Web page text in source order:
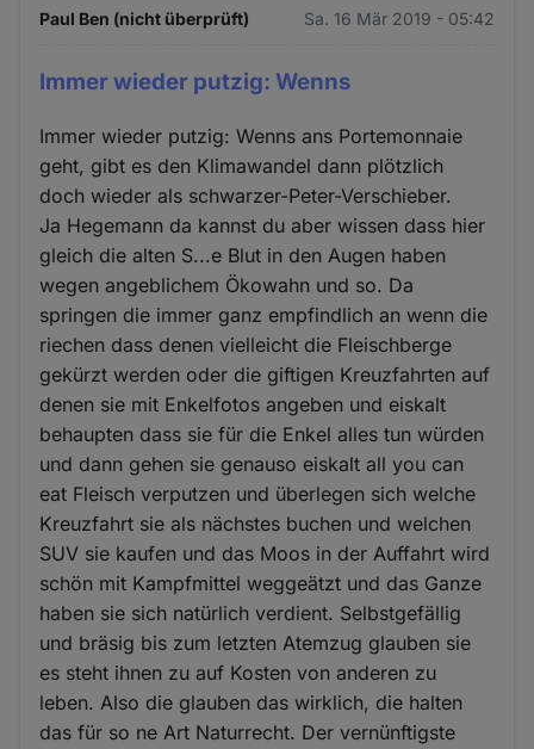
Paul Ben (nicht überprüft) Sa. 16 Mär 2019 - 05:42
Immer wieder putzig: Wenns
Immer wieder putzig: Wenns ans Portemonnaie
geht, gibt es den Klimawandel dann plötzlich
doch wieder als schwarzer-Peter-Verschieber.
Ja Hegemann da kannst du aber wissen dass hier
gleich die alten S...e Blut in den Augen haben
wegen angeblichem Ökowahn und so. Da
springen die immer ganz empfindlich an wenn die
riechen dass denen vielleicht die Fleischberge
gekürzt werden oder die giftigen Kreuzfahrten auf
denen sie mit Enkelfotos angeben und eiskalt
behaupten dass sie für die Enkel alles tun würden
und dann gehen sie genauso eiskalt all you can
eat Fleisch verputzen und überlegen sich welche
Kreuzfahrt sie als nächstes buchen und welchen
SUV sie kaufen und das Moos in der Auffahrt wird
schön mit Kampfmittel weggeätzt und das Ganze
haben sie sich natürlich verdient. Selbstgefällig
und bräsig bis zum letzten Atemzug glauben sie
es steht ihnen zu auf Kosten von anderen zu
leben. Also die glauben das wirklich, die halten
das für so ne Art Naturrecht. Der vernünftigste